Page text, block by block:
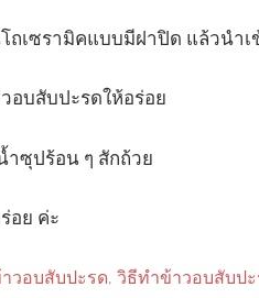
โถเซรามิคแบบมีฝาปิด แล้วนำ
อบสับปะรดให้อร่อย
ำซุปร้อน ๆ สักถ้วย
อย ค่ะ
วอบสับปะรด, วิธีทําข้าวอบสับป